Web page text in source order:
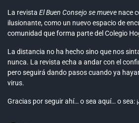
La revista El Buen Consejo se mueve nace
ilusionante, como un nuevo espacio de
comunidad que forma parte del Colegio
La distancia no ha hecho sino que nos
nunca. La revista echa a andar con el
pero seguirá dando pasos cuando ya
virus.
Gracias por seguir ahí… o sea aquí… o sea: